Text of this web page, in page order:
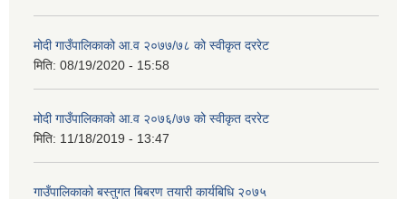
मोदी गाउँपालिकाको आ.व २०७७/७८ को स्वीकृत दररेट
मिति: 08/19/2020 - 15:58
मोदी गाउँपालिकाको आ.व २०७६/७७ को स्वीकृत दररेट
मिति: 11/18/2019 - 13:47
गाउँपालिकाको बस्तुगत बिबरण तयारी कार्यबिधि २०७५